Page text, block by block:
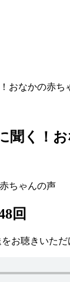
おなかの赤ち
聞く！
回
をお聴きいただ